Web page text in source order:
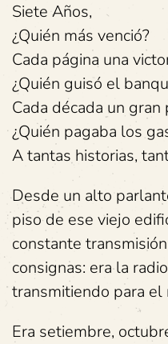
Siete Años,
¿Quién más venció?
Cada página una
¿Quién guisó el
Cada década un gran
¿Quién pagaba los
A tantas historias,
Desde un alto
piso de ese viejo
constante
consignas: era la
transmitiendo para
Era setiembre,